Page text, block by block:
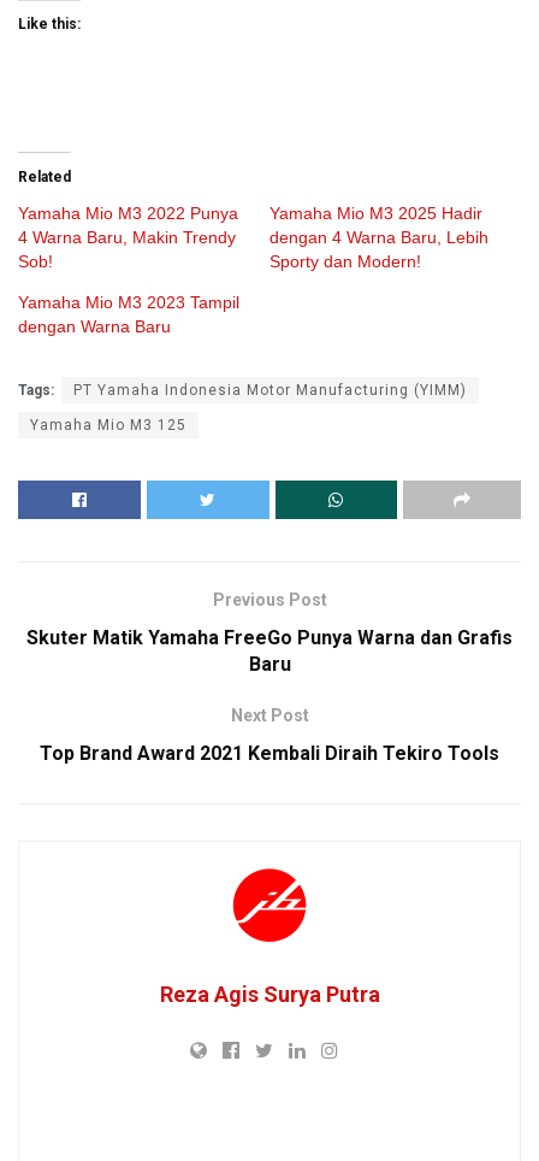
Like this:
Related
Yamaha Mio M3 2022 Punya
4 Warna Baru, Makin Trendy
Sob!
Yamaha Mio M3 2025 Hadir
dengan 4 Warna Baru, Lebih
Sporty dan Modern!
Yamaha Mio M3 2023 Tampil
dengan Warna Baru
Tags: PT Yamaha Indonesia Motor Manufacturing (YIMM)
Yamaha Mio M3 125
Previous Post
Skuter Matik Yamaha FreeGo Punya Warna dan Grafis
Baru
Next Post
Top Brand Award 2021 Kembali Diraih Tekiro Tools
Reza Agis Surya Putra